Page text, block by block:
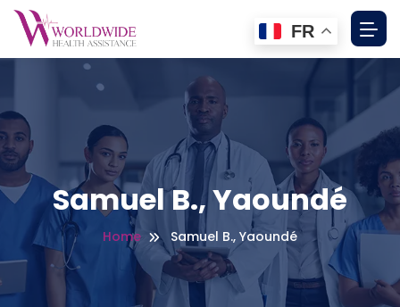
Samuel B., Yaoundé
Home Samuel B., Yaoundé
FR